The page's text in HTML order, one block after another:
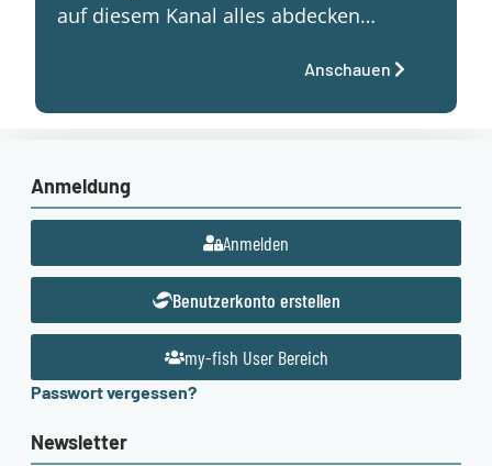
auf diesem Kanal alles abdecken…
Anschauen
Anmeldung
Anmelden
Benutzerkonto erstellen
my-fish User Bereich
Passwort vergessen?
Newsletter